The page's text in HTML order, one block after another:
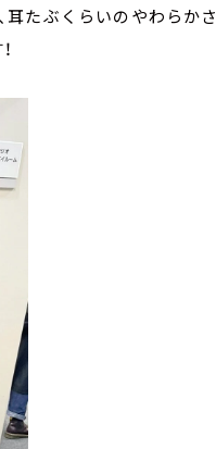
耳たぶくらいのやわらかさ